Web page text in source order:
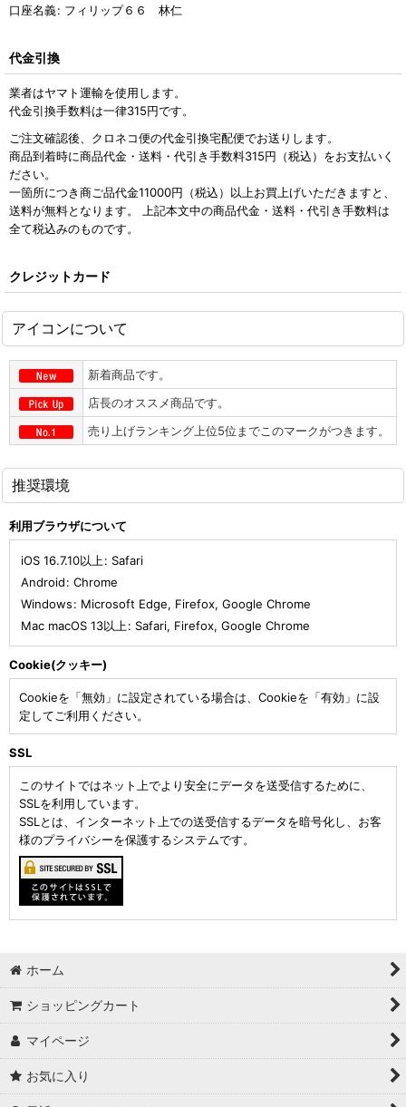
口座名義: フィリップ６６ 林仁
代金引換
業者はヤマト運輸を使用します。
代金引換手数料は一律315円です。
ご注文確認後、クロネコ便の代金引換宅配便でお送りします。
商品到着時に商品代金・送料・代引き手数料315円（税込）をお支払いく
ださい。
一箇所につき商ご品代金11000円（税込）以上お買上げいただきますと、
送料が無料となります。 上記本文中の商品代金・送料・代引き手数料は
全て税込みのものです。
クレジットカード
アイコンについて
新着商品です。
店長のオススメ商品です。
売り上げランキング上位5位までこのマークがつきます。
推奨環境
利用ブラウザについて
iOS 16.7.10以上: Safari
Android: Chrome
Windows: Microsoft Edge, Firefox, Google Chrome
Mac macOS 13以上: Safari, Firefox, Google Chrome
Cookie(クッキー)
Cookieを「無効」に設定されている場合は、Cookieを「有効」に設
定してご利用ください。
SSL
このサイトではネット上でより安全にデータを送受信するために、
SSLを利用しています。
SSLとは、インターネット上での送受信するデータを暗号化し、お客
様のプライバシーを保護するシステムです。
ホーム
ショッピングカート
マイページ
お気に入り